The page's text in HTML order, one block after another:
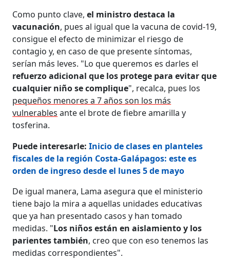
Como punto clave,el ministro destaca la
vacunación, pues al igual que la vacuna de covid-19,
consigue el efecto de minimizar el riesgo de
contagio y, en caso de que presente síntomas,
serían más leves. "Lo que queremos es darles el
refuerzo adicional que los protege para evitar que
cualquier niño se complique", recalca, pues los
pequeños menores a 7 años son los más
vulnerables ante el brote de fiebre amarilla y
tosferina.
Puede interesarle: Inicio de clases en planteles
fiscales de la región Costa-Galápagos: este es
orden de ingreso desde el lunes 5 de mayo
De igual manera, Lama asegura que el ministerio
tiene bajo la mira a aquellas unidades educativas
que ya han presentado casos y han tomado
medidas. "Los niños están en aislamiento y los
parientes también, creo que con eso tenemos las
medidas correspondientes".